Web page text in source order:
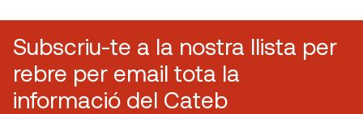
Subscriu-te a la nostra llista per
rebre per email tota la
informació del Cateb